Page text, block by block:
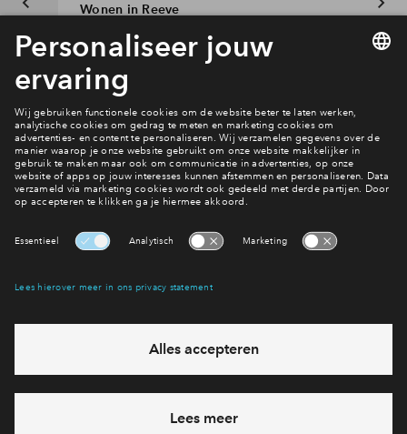
Wonen in Reeve
Interesse? Meld je dan snel aan
Hiermee blijf je op de hoogte van het belangrijkste nieuws en
eventuele projecten
Ja, ik wil mij aanmelden
Heb je een vraag en wil je direct antwoord? Bel ons op
feestdagen)
vandaag gesloten, maandag zijn we vanaf
bereikbaar
via telefoon